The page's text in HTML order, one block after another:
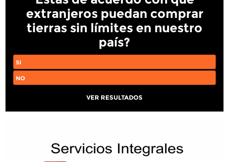
extranjeros puedan comprar
tierras sin límites en nuestro
país?
SI
NO
VER RESULTADOS